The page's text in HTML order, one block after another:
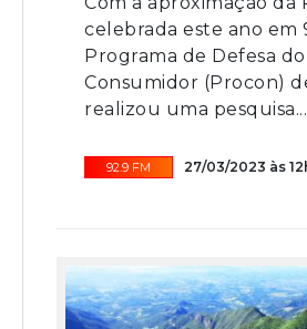
celebrada este ano em
Programa de Defesa do
Consumidor (Procon)
realizou uma pesquisa...
92.9 FM 27/03/2023 às